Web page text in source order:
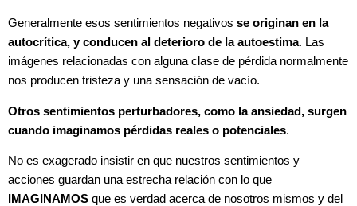
Generalmente esos sentimientos negativos se originan en la
autocrítica, y conducen al deterioro de la autoestima. Las
imágenes relacionadas con alguna clase de pérdida normalmente
nos producen tristeza y una sensación de vacío.
Otros sentimientos perturbadores, como la ansiedad, surgen
cuando imaginamos pérdidas reales o potenciales.
No es exagerado insistir en que nuestros sentimientos y
acciones guardan una estrecha relación con lo que
IMAGINAMOS que es verdad acerca de nosotros mismos y del